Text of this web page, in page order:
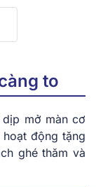
to
dịp mở màn cơ
động tặng
ghé thăm và